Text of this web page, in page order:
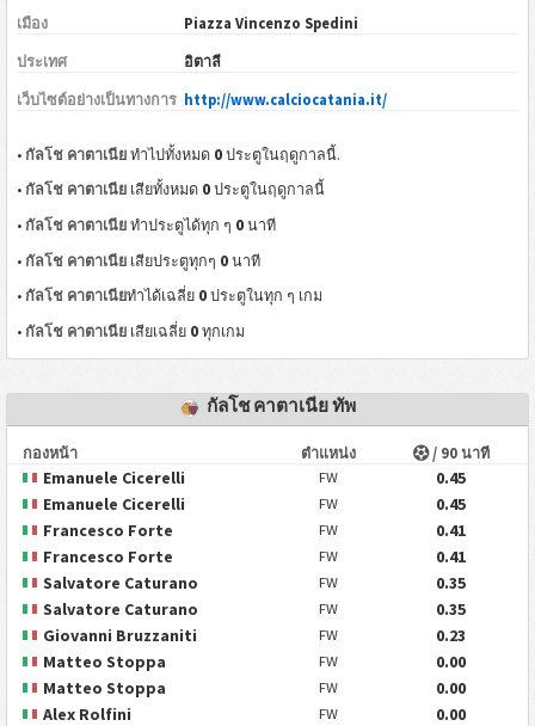
เมือง Piazza Vincenzo Spedini
ประเทศ อิตาลี
เว็บไซต์อย่างเป็นทางการ http://www.calciocatania.it/
• กัลโช คาตาเนีย ทำไปทั้งหมด 0 ประตูในฤดูกาลนี้.
• กัลโช คาตาเนีย เสียทั้งหมด 0 ประตูในฤดูกาลนี้
• กัลโช คาตาเนีย ทำประตูได้ทุก ๆ 0 นาที
• กัลโช คาตาเนีย เสียประตูทุกๆ 0 นาที
• กัลโช คาตาเนียทำได้เฉลี่ย 0 ประตูในทุก ๆ เกม
• กัลโช คาตาเนีย เสียเฉลี่ย 0 ทุกเกม
กัลโช คาตาเนีย ทัพ
กองหน้า ตำแหน่ง / 90 นาที
Emanuele Cicerelli FW
0.45
Emanuele Cicerelli
FW
0.45
Francesco Forte
FW
0.41
Francesco Forte
FW
0.41
Salvatore Caturano
FW
0.35
Salvatore Caturano
FW
0.35
Giovanni Bruzzaniti
FW
0.23
Matteo Stoppa
FW
0.00
Matteo Stoppa
FW
0.00
Alex Rolfini
FW
0.00